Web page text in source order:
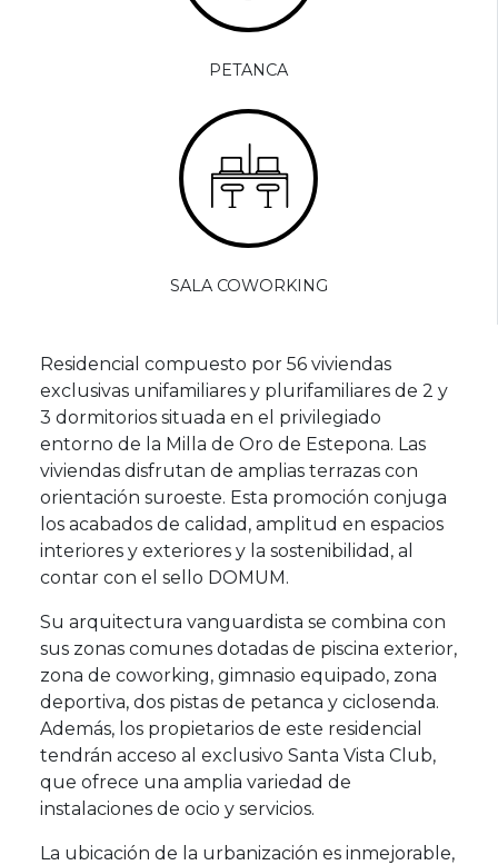
PETANCA
SALA COWORKING
Residencial compuesto por 56 viviendas
exclusivas unifamiliares y plurifamiliares de 2 y
3 dormitorios situada en el privilegiado
entorno de la Milla de Oro de Estepona. Las
viviendas disfrutan de amplias terrazas con
orientación suroeste. Esta promoción conjuga
los acabados de calidad, amplitud en espacios
interiores y exteriores y la sostenibilidad, al
contar con el sello DOMUM.
Su arquitectura vanguardista se combina con
sus zonas comunes dotadas de piscina exterior,
zona de coworking, gimnasio equipado, zona
deportiva, dos pistas de petanca y ciclosenda.
Además, los propietarios de este residencial
tendrán acceso al exclusivo Santa Vista Club,
que ofrece una amplia variedad de
instalaciones de ocio y servicios.
La ubicación de la urbanización es inmejorable,